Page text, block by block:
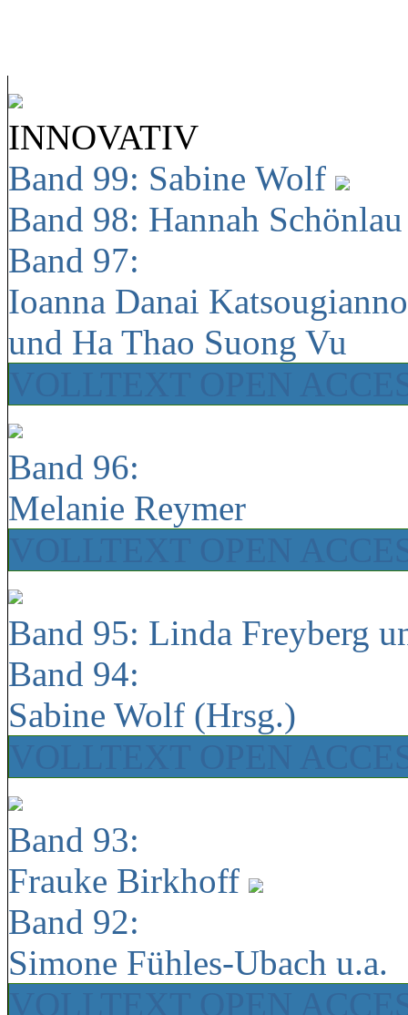
INNOVATIV
Band 99: Sabine Wolf
Band 98: Hannah
Band 97:
Ioanna Danai
und Ha Thao Suong Vu
Band 96:
Melanie Reymer
Band 95: Linda Freyberg
Band 94:
Sabine Wolf (Hrsg.)
Band 93:
Frauke Birkhoff
Band 92:
Simone Fühles-Ubach u.a.